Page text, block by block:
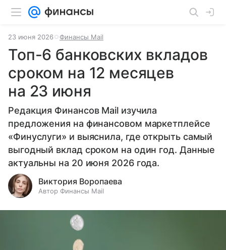
23 июня 2026 Финансы Mail
Топ-6 банковских вкладов
сроком на 12 месяцев
на 23 июня
Редакция Финансов Mail изучила
предложения на финансовом маркетплейсе
«Финуслуги» и выяснила, где открыть самый
выгодный вклад сроком на один год. Данные
актуальны на 20 июня 2026 года.
Виктория Воропаева
Автор Финансы Mail